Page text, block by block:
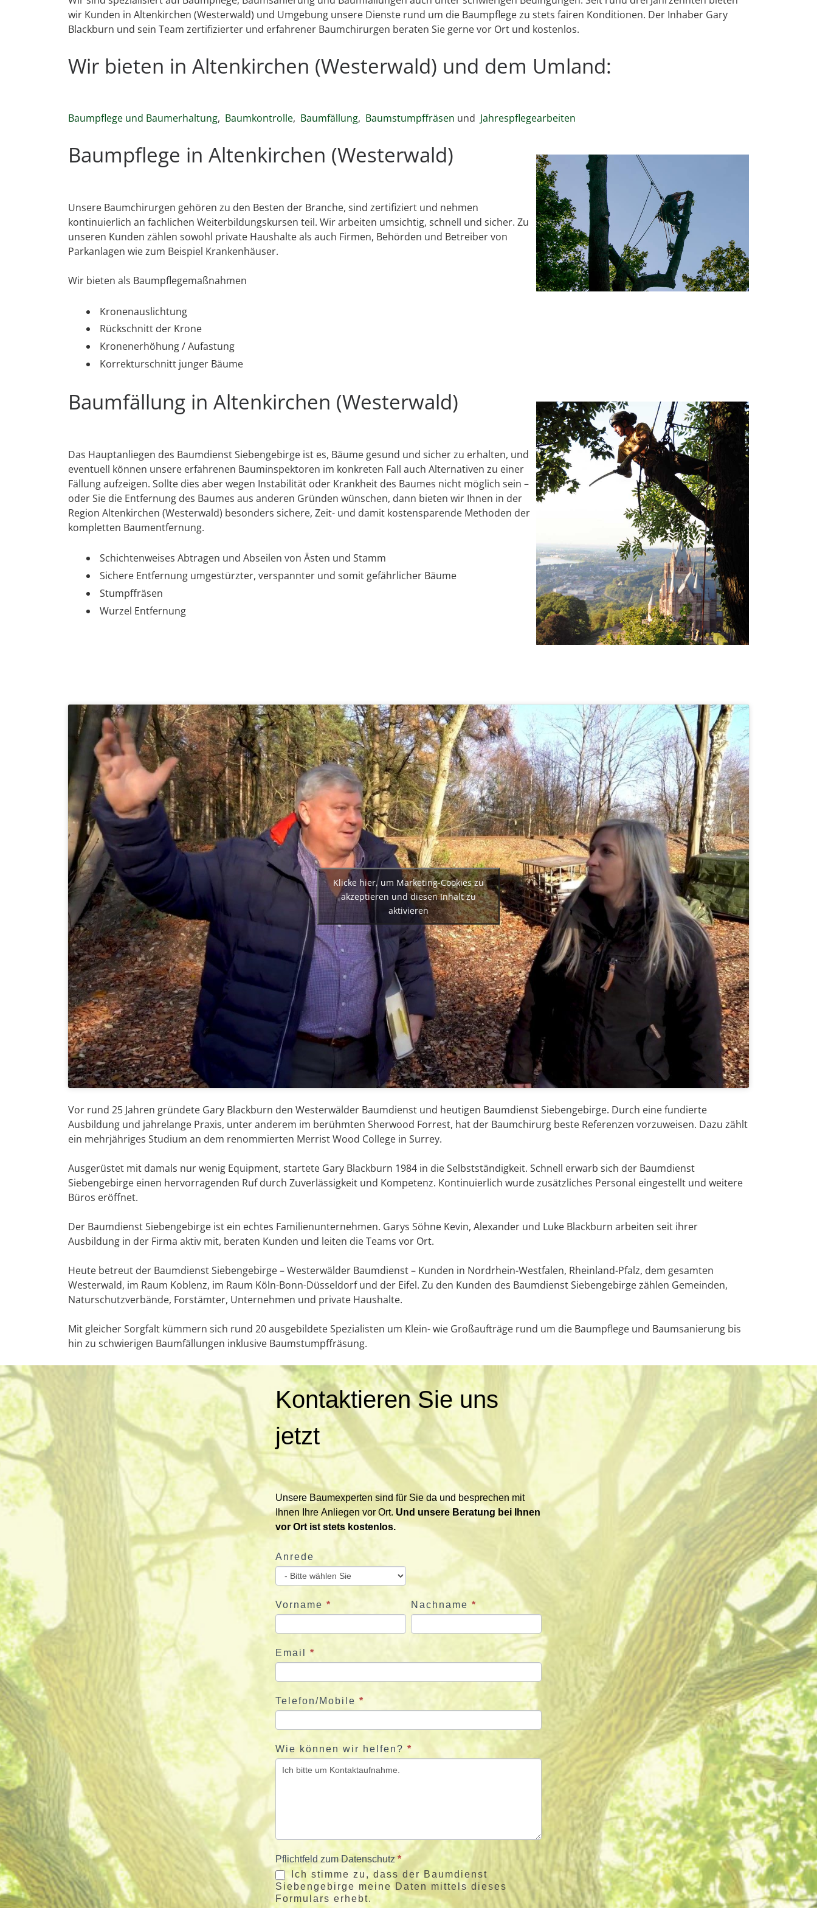
wir Kunden in Altenkirchen (Westerwald) und Umgebung unsere Dienste rund um die Baumpflege zu stets fairen Konditionen. Der Inhaber Gary
Blackburn und sein Team zertifizierter und erfahrener Baumchirurgen beraten Sie gerne vor Ort und kostenlos.
Wir bieten in Altenkirchen (Westerwald) und dem Umland:
Baumpflege und Baumerhaltung, Baumkontrolle, Baumfällung, Baumstumpffräsen und Jahrespflegearbeiten
Baumpflege in Altenkirchen (Westerwald)
Unsere Baumchirurgen gehören zu den Besten der Branche, sind zertifiziert und nehmen
kontinuierlich an fachlichen Weiterbildungskursen teil. Wir arbeiten umsichtig, schnell und sicher. Zu
unseren Kunden zählen sowohl private Haushalte als auch Firmen, Behörden und Betreiber von
Parkanlagen wie zum Beispiel Krankenhäuser.
Wir bieten als Baumpflegemaßnahmen
Kronenauslichtung
Rückschnitt der Krone
Kronenerhöhung / Aufastung
Korrekturschnitt junger Bäume
Baumfällung in Altenkirchen (Westerwald)
Das Hauptanliegen des Baumdienst Siebengebirge ist es, Bäume gesund und sicher zu erhalten, und
eventuell können unsere erfahrenen Bauminspektoren im konkreten Fall auch Alternativen zu einer
Fällung aufzeigen. Sollte dies aber wegen Instabilität oder Krankheit des Baumes nicht möglich sein –
oder Sie die Entfernung des Baumes aus anderen Gründen wünschen, dann bieten wir Ihnen in der
Region Altenkirchen (Westerwald) besonders sichere, Zeit- und damit kostensparende Methoden der
kompletten Baumentfernung.
Schichtenweises Abtragen und Abseilen von Ästen und Stamm
Sichere Entfernung umgestürzter, verspannter und somit gefährlicher Bäume
Stumpffräsen
Wurzel Entfernung
Klicke hier, um Marketing-Cookies zu
akzeptieren und diesen Inhalt zu
aktivieren
Vor rund 25 Jahren gründete Gary Blackburn den Westerwälder Baumdienst und heutigen Baumdienst Siebengebirge. Durch eine fundierte
Ausbildung und jahrelange Praxis, unter anderem im berühmten Sherwood Forrest, hat der Baumchirurg beste Referenzen vorzuweisen. Dazu zählt
ein mehrjähriges Studium an dem renommierten Merrist Wood College in Surrey.
Ausgerüstet mit damals nur wenig Equipment, startete Gary Blackburn 1984 in die Selbstständigkeit. Schnell erwarb sich der Baumdienst
Siebengebirge einen hervorragenden Ruf durch Zuverlässigkeit und Kompetenz. Kontinuierlich wurde zusätzliches Personal eingestellt und weitere
Büros eröffnet.
Der Baumdienst Siebengebirge ist ein echtes Familienunternehmen. Garys Söhne Kevin, Alexander und Luke Blackburn arbeiten seit ihrer
Ausbildung in der Firma aktiv mit, beraten Kunden und leiten die Teams vor Ort.
Heute betreut der Baumdienst Siebengebirge – Westerwälder Baumdienst – Kunden in Nordrhein-Westfalen, Rheinland-Pfalz, dem gesamten
Westerwald, im Raum Koblenz, im Raum Köln-Bonn-Düsseldorf und der Eifel. Zu den Kunden des Baumdienst Siebengebirge zählen Gemeinden,
Naturschutzverbände, Forstämter, Unternehmen und private Haushalte.
Mit gleicher Sorgfalt kümmern sich rund 20 ausgebildete Spezialisten um Klein- wie Großaufträge rund um die Baumpflege und Baumsanierung bis
hin zu schwierigen Baumfällungen inklusive Baumstumpffräsung.
o
n
t
k
t
i
e
r
e
S
e
u
n
s
e
t
Kontaktieren Sie uns
jetzt
Unsere Baumexperten sind für Sie da und besprechen mit
Ihnen Ihre Anliegen vor Ort. Und unsere Beratung bei Ihnen
vor Ort ist stets kostenlos.
Anrede
Vorname* Nachname*
Email*
Telefon/Mobile*
Wie können wir helfen?*
Pflichtfeld zum Datenschutz*
Ich stimme zu, dass der Baumdienst
Siebengebirge meine Daten mittels dieses
Formulars erhebt.